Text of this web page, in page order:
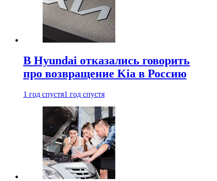
В Hyundai отказались говорить
про возвращение Kia в Россию
1 год спустя1 год спустя